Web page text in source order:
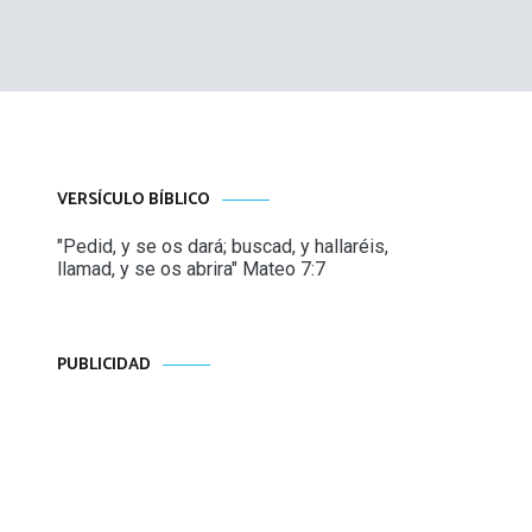
VERSÍCULO BÍBLICO
"Pedid, y se os dará; buscad, y hallaréis,
llamad, y se os abrira" Mateo 7:7
PUBLICIDAD